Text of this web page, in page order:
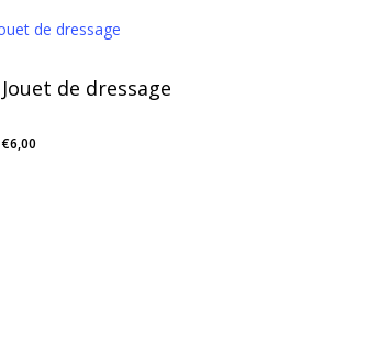
Jouet de dressage
€6,00